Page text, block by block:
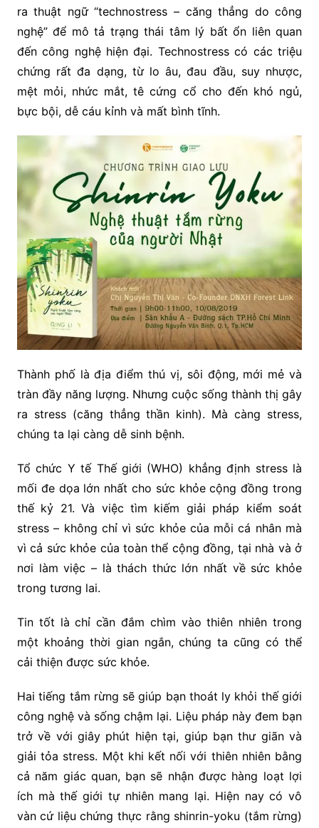
ra thuật ngữ “technostress – căng thẳng do công
nghệ” để mô tả trạng thái tâm lý bất ổn liên quan
đến công nghệ hiện đại. Technostress có các triệu
chứng rất đa dạng, từ lo âu, đau đầu, suy nhược,
mệt mỏi, nhức mắt, tê cứng cổ cho đến khó ngủ,
bực bội, dễ cáu kỉnh và mất bình tĩnh.
Thành phố là địa điểm thú vị, sôi động, mới mẻ và
tràn đầy năng lượng. Nhưng cuộc sống thành thị gây
ra stress (căng thẳng thần kinh). Mà càng stress,
chúng ta lại càng dễ sinh bệnh.
Tổ chức Y tế Thế giới (WHO) khẳng định stress là
mối đe dọa lớn nhất cho sức khỏe cộng đồng trong
thế kỷ 21. Và việc tìm kiếm giải pháp kiểm soát
stress – không chỉ vì sức khỏe của mỗi cá nhân mà
vì cả sức khỏe của toàn thể cộng đồng, tại nhà và ở
nơi làm việc – là thách thức lớn nhất về sức khỏe
trong tương lai.
Tin tốt là chỉ cần đắm chìm vào thiên nhiên trong
một khoảng thời gian ngắn, chúng ta cũng có thể
cải thiện được sức khỏe.
Hai tiếng tắm rừng sẽ giúp bạn thoát ly khỏi thế giới
công nghệ và sống chậm lại. Liệu pháp này đem bạn
trở về với giây phút hiện tại, giúp bạn thư giãn và
giải tỏa stress. Một khi kết nối với thiên nhiên bằng
cả năm giác quan, bạn sẽ nhận được hàng loạt lợi
ích mà thế giới tự nhiên mang lại. Hiện nay có vô
vàn cứ liệu chứng thực rằng shinrin-yoku (tắm rừng)